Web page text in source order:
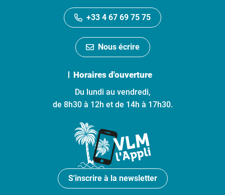
+33 4 67 69 75 75
Nous écrire
Horaires d'ouverture
Du lundi au vendredi,
de 8h30 à 12h et de 14h à 17h30.
S'inscrire à la newsletter